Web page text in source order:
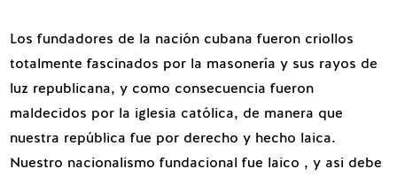
Los fundadores de la nación cubana fueron criollos
totalmente fascinados por la masonería y sus rayos de
luz republicana, y como consecuencia fueron
maldecidos por la iglesia católica, de manera que
nuestra república fue por derecho y hecho laica.
Nuestro nacionalismo fundacional fue laico , y asi debe